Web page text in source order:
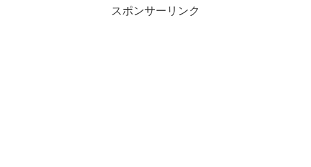
スポンサーリンク